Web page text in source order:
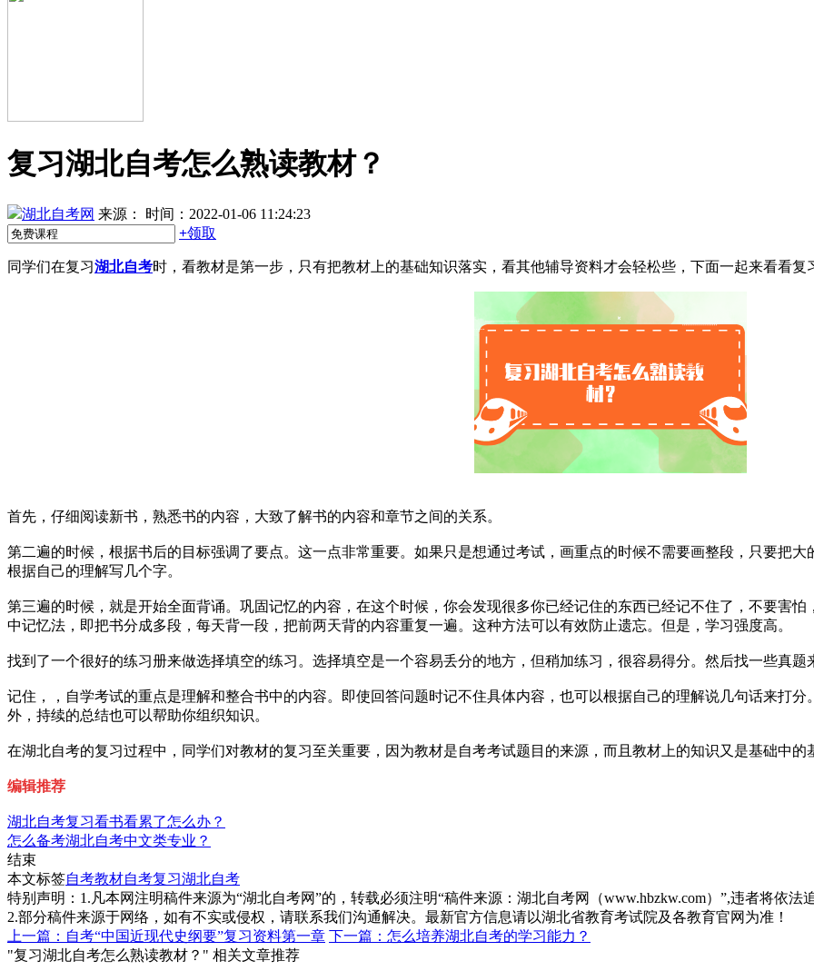
复习湖北自考怎么熟读教材？
湖北自考网 来源：
时间：2022-01-06 11:24:23
+领取
同学们在复习湖北自考时，看教材是第一步，只有把教材上的基础知识落实，看其他辅导资料才会轻松些，下面一起来看看复
首先，仔细阅读新书，熟悉书的内容，大致了解书的内容和章节之间的关系。
第二遍的时候，根据书后的目标强调了要点。这一点非常重要。如果只是想通过考试，画重点的时候不需要画整段，只要把
根据自己的理解写几个字。
第三遍的时候，就是开始全面背诵。巩固记忆的内容，在这个时候，你会发现很多你已经记住的东西已经记不住了，不要害
中记忆法，即把书分成多段，每天背一段，把前两天背的内容重复一遍。这种方法可以有效防止遗忘。但是，学习强度高。
找到了一个很好的练习册来做选择填空的练习。选择填空是一个容易丢分的地方，但稍加练习，很容易得分。然后找一些真题
记住，，自学考试的重点是理解和整合书中的内容。即使回答问题时记不住具体内容，也可以根据自己的理解说几句话来打
外，持续的总结也可以帮助你组织知识。
在湖北自考的复习过程中，同学们对教材的复习至关重要，因为教材是自考考试题目的来源，而且教材上的知识又是基础中的
编辑推荐
湖北自考复习看书看累了怎么办？
怎么备考湖北自考中文类专业？
结束
本文标签自考教材自考复习湖北自考
特别声明：1.凡本网注明稿件来源为“湖北自考网”的，转载必须注明“稿件来源：湖北自考网（www.hbzkw.com）”,违者将依法
2.部分稿件来源于网络，如有不实或侵权，请联系我们沟通解决。最新官方信息请以湖北省教育考试院及各教育官网为准！
上一篇：自考“中国近现代史纲要”复习资料第一章 下一篇：怎么培养湖北自考的学习能力？
"复习湖北自考怎么熟读教材？" 相关文章推荐